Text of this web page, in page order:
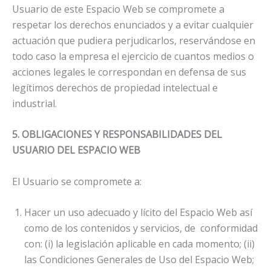
Usuario de este Espacio Web se compromete a
respetar los derechos enunciados y a evitar cualquier
actuación que pudiera perjudicarlos, reservándose en
todo caso la empresa el ejercicio de cuantos medios o
acciones legales le correspondan en defensa de sus
legítimos derechos de propiedad intelectual e
industrial.
5. OBLIGACIONES Y RESPONSABILIDADES DEL
USUARIO DEL ESPACIO WEB
El Usuario se compromete a:
Hacer un uso adecuado y lícito del Espacio Web así
como de los contenidos y servicios, de conformidad
con: (i) la legislación aplicable en cada momento; (ii)
las Condiciones Generales de Uso del Espacio Web;